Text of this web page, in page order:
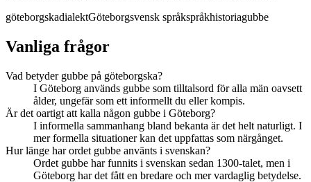
göteborgskadialektGöteborgsvensk språkspråkhistoriagubbe
Vanliga frågor
Vad betyder gubbe på göteborgska?
I Göteborg används gubbe som tilltalsord för alla män oavsett
ålder, ungefär som ett informellt du eller kompis.
Är det oartigt att kalla någon gubbe i Göteborg?
I informella sammanhang bland bekanta är det helt naturligt. I
mer formella situationer kan det uppfattas som närgånget.
Hur länge har ordet gubbe använts i svenskan?
Ordet gubbe har funnits i svenskan sedan 1300-talet, men i
Göteborg har det fått en bredare och mer vardaglig betydelse.